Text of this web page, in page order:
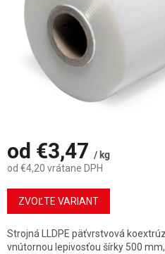
od €3,47 / kg
od €4,20 vrátane DPH
Jednotková
cena:
ZVOĽTE VARIANT
Strojná LLDPE päťvrstvová
vnútornou lepivosťou šírky 500